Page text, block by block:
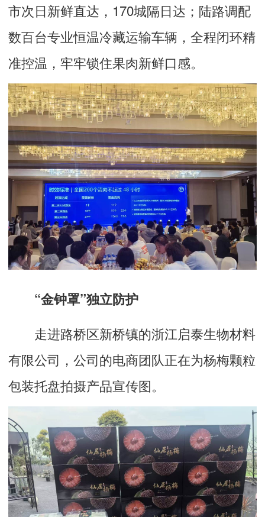
市次日新鲜直达，170城隔日达；陆路调配
数百台专业恒温冷藏运输车辆，全程闭环精
准控温，牢牢锁住果肉新鲜口感。
“金钟罩”独立防护
走进路桥区新桥镇的浙江启泰生物材料
有限公司，公司的电商团队正在为杨梅颗粒
包装托盘拍摄产品宣传图。